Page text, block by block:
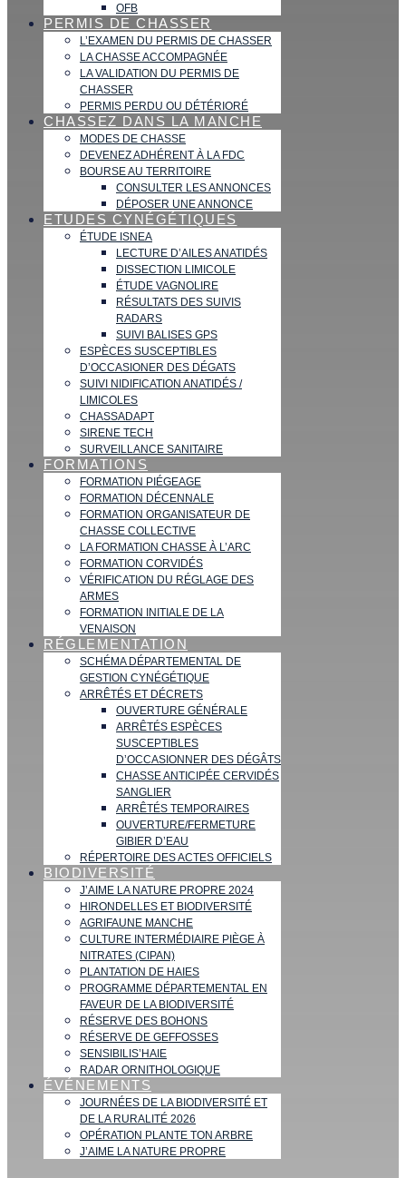
OFB
PERMIS DE CHASSER
L’EXAMEN DU PERMIS DE CHASSER
LA CHASSE ACCOMPAGNÉE
LA VALIDATION DU PERMIS DE
CHASSER
PERMIS PERDU OU DÉTÉRIORÉ
CHASSEZ DANS LA MANCHE
MODES DE CHASSE
DEVENEZ ADHÉRENT À LA FDC
BOURSE AU TERRITOIRE
CONSULTER LES ANNONCES
DÉPOSER UNE ANNONCE
ETUDES CYNÉGÉTIQUES
ÉTUDE ISNEA
LECTURE D’AILES ANATIDÉS
DISSECTION LIMICOLE
ÉTUDE VAGNOLIRE
RÉSULTATS DES SUIVIS
RADARS
SUIVI BALISES GPS
ESPÈCES SUSCEPTIBLES
D’OCCASIONER DES DÉGATS
SUIVI NIDIFICATION ANATIDÉS /
LIMICOLES
CHASSADAPT
SIRENE TECH
SURVEILLANCE SANITAIRE
FORMATIONS
FORMATION PIÉGEAGE
FORMATION DÉCENNALE
FORMATION ORGANISATEUR DE
CHASSE COLLECTIVE
LA FORMATION CHASSE À L’ARC
FORMATION CORVIDÉS
VÉRIFICATION DU RÉGLAGE DES
ARMES
FORMATION INITIALE DE LA
VENAISON
RÉGLEMENTATION
SCHÉMA DÉPARTEMENTAL DE
GESTION CYNÉGÉTIQUE
ARRÊTÉS ET DÉCRETS
OUVERTURE GÉNÉRALE
ARRÊTÉS ESPÈCES
SUSCEPTIBLES
D’OCCASIONNER DES DÉGÂTS
CHASSE ANTICIPÉE CERVIDÉS
SANGLIER
ARRÊTÉS TEMPORAIRES
OUVERTURE/FERMETURE
GIBIER D’EAU
RÉPERTOIRE DES ACTES OFFICIELS
BIODIVERSITÉ
J’AIME LA NATURE PROPRE 2024
HIRONDELLES ET BIODIVERSITÉ
AGRIFAUNE MANCHE
CULTURE INTERMÉDIAIRE PIÈGE À
NITRATES (CIPAN)
PLANTATION DE HAIES
PROGRAMME DÉPARTEMENTAL EN
FAVEUR DE LA BIODIVERSITÉ
RÉSERVE DES BOHONS
RÉSERVE DE GEFFOSSES
SENSIBILIS’HAIE
RADAR ORNITHOLOGIQUE
ÉVÉNEMENTS
JOURNÉES DE LA BIODIVERSITÉ ET
DE LA RURALITÉ 2026
OPÉRATION PLANTE TON ARBRE
J’AIME LA NATURE PROPRE